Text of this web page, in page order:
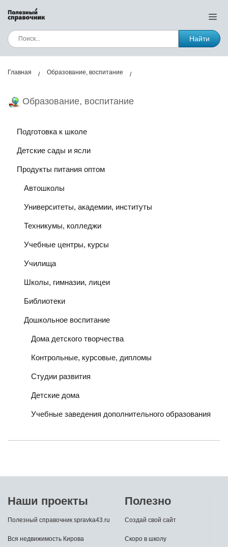
Найти
Главная Образование, воспитание
Образование, воспитание
Подготовка к школе
Детские сады и ясли
Продукты питания оптом
Автошколы
Университеты, академии, институты
Техникумы, колледжи
Учебные центры, курсы
Училища
Школы, гимназии, лицеи
Библиотеки
Дошкольное воспитание
Дома детского творчества
Контрольные, курсовые, дипломы
Студии развития
Детские дома
Учебные заведения дополнительного образования
Наши проекты
Полезный справочник spravka43.ru
Вся недвижимость Кирова
Полезно
Создай свой сайт
Скоро в школу